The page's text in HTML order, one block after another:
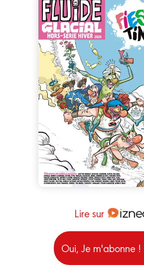
Lire sur
Oui, Je m'abonne !